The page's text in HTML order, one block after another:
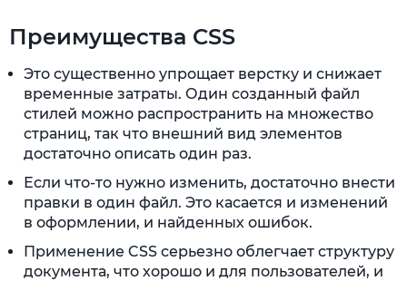
Преимущества CSS
Это существенно упрощает верстку и снижает
временные затраты. Один созданный файл
стилей можно распространить на множество
страниц, так что внешний вид элементов
достаточно описать один раз.
Если что-то нужно изменить, достаточно внести
правки в один файл. Это касается и изменений
в оформлении, и найденных ошибок.
Применение CSS серьезно облегчает структуру
документа, что хорошо и для пользователей, и